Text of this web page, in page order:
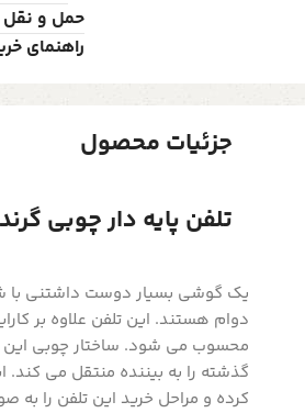
حمل و نقل
راهنمای
جزئیات محصول
تلفن پایه دار چوبی
یک گوشی بسیار دوست داشتنی با
دوام هستند. این تلفن علاوه بر
محسوب می شود. ساختار چوبی این
گذشته را به بیننده منتقل می
کرده و مراحل خرید این تلفن را به